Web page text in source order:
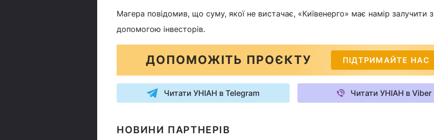
Магера повідомив, що суму, якої не вистачає, «Київенерго» має намір залучити з
допомогою інвесторів.
ДОПОМОЖІТЬ ПРОЄКТУ ПІДТРИМАЙТЕ НАС
Читати УНІАН в Telegram Читати УНІАН в Viber
НОВИНИ ПАРТНЕРІВ